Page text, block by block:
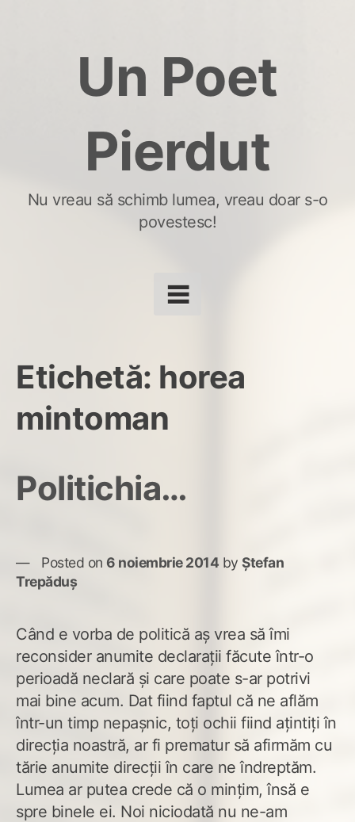
Un Poet
Pierdut
Nu vreau să schimb lumea, vreau doar s-o
povestesc!
Etichetă: horea
mintoman
Politichia…
Posted on 6 noiembrie 2014 by Ștefan
Trepăduș
Când e vorba de politică aș vrea să îmi
reconsider anumite declarații făcute într-o
perioadă neclară și care poate s-ar potrivi
mai bine acum. Dat fiind faptul că ne aflăm
într-un timp nepașnic, toți ochii fiind ațintiți în
direcția noastră, ar fi prematur să afirmăm cu
tărie anumite direcții în care ne îndreptăm.
Lumea ar putea crede că o mințim, însă e
spre binele ei. Noi niciodată nu ne-am